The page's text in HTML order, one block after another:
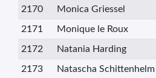
2170 Monica Griessel
2171 Monique le Roux
2172 Natania Harding
2173 Natascha Schittenhelm